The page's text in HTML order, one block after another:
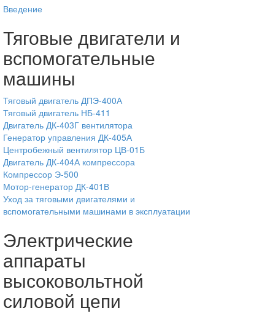
Введение
Тяговые двигатели и
вспомогательные
машины
Тяговый двигатель ДПЭ-400А
Тяговый двигатель НБ-411
Двигатель ДК-403Г вентилятора
Генератор управления ДК-405А
Центробежный вентилятор ЦВ-01Б
Двигатель ДК-404А компрессора
Компрессор Э-500
Мотор-генератор ДК-401В
Уход за тяговыми двигателями и
вспомогательными машинами в эксплуатации
Электрические
аппараты
высоковольтной
силовой цепи